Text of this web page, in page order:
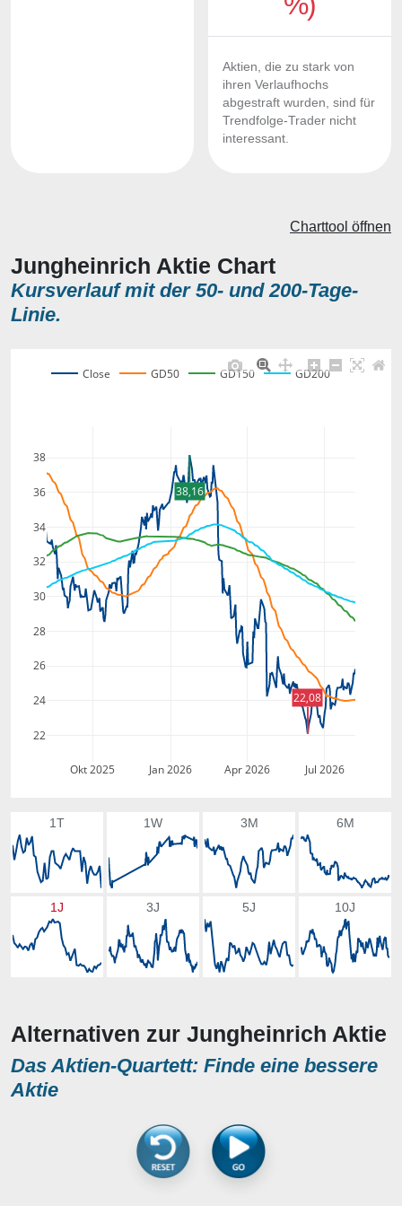
Aktien, die zu stark von
ihren Verlaufhochs
abgestraft wurden, sind für
Trendfolge-Trader nicht
interessant.
Jungheinrich Aktie Chart
Kursverlauf mit der 50- und 200-Tage-
Linie.
Charttool öffnen
Okt 2025 Jan 2026 Apr 2026 Jul 2026
22
24
26
28
30
32
34
36
38
Close GD50 GD150 GD200
38,16
22,08
1T 1W 3M 6M
1J 3J 5J 10J
Alternativen zur Jungheinrich Aktie
Das Aktien-Quartett: Finde eine bessere
Aktie